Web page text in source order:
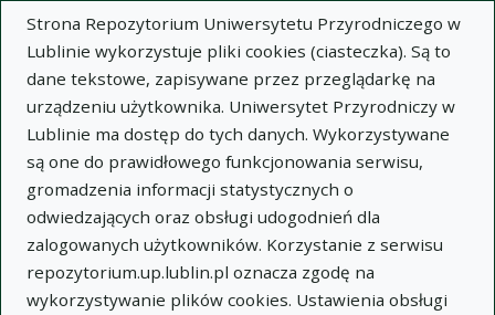
Strona Repozytorium Uniwersytetu Przyrodniczego w
Lublinie wykorzystuje pliki cookies (ciasteczka). Są to
dane tekstowe, zapisywane przez przeglądarkę na
urządzeniu użytkownika. Uniwersytet Przyrodniczy w
Lublinie ma dostęp do tych danych. Wykorzystywane
są one do prawidłowego funkcjonowania serwisu,
gromadzenia informacji statystycznych o
odwiedzających oraz obsługi udogodnień dla
zalogowanych użytkowników. Korzystanie z serwisu
repozytorium.up.lublin.pl oznacza zgodę na
wykorzystywanie plików cookies. Ustawienia obsługi
Wyszukaj
Repozytorium Uniwersytetu